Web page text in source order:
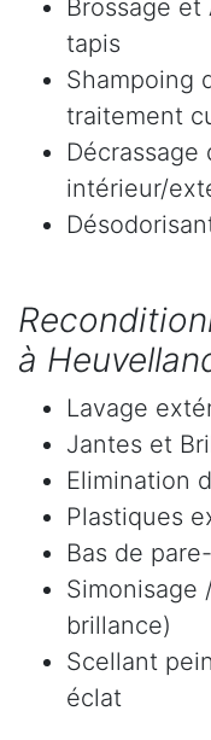
Brossage
tapis
Shampoing
traitement
Décrassage
intérieur/
à
Lavage
Jantes et
Elimination
Plastiques
Bas de
Simonisage
brillance)
Scellant
éclat